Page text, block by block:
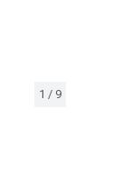
1 / 9